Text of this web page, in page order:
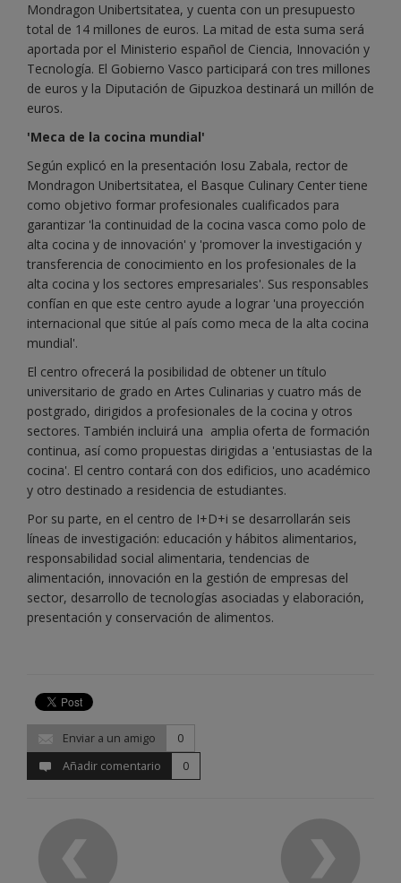
Mondragon Unibertsitatea, y cuenta con un presupuesto
total de 14 millones de euros. La mitad de esta suma será
aportada por el Ministerio español de Ciencia, Innovación y
Tecnología. El Gobierno Vasco participará con tres millones
de euros y la Diputación de Gipuzkoa destinará un millón de
euros.
'Meca de la cocina mundial'
Según explicó en la presentación Iosu Zabala, rector de
Mondragon Unibertsitatea, el Basque Culinary Center tiene
como objetivo formar profesionales cualificados para
garantizar 'la continuidad de la cocina vasca como polo de
alta cocina y de innovación' y 'promover la investigación y
transferencia de conocimiento en los profesionales de la
alta cocina y los sectores empresariales'. Sus responsables
confían en que este centro ayude a lograr 'una proyección
internacional que sitúe al país como meca de la alta cocina
mundial'.
El centro ofrecerá la posibilidad de obtener un título
universitario de grado en Artes Culinarias y cuatro más de
postgrado, dirigidos a profesionales de la cocina y otros
sectores. También incluirá una amplia oferta de formación
continua, así como propuestas dirigidas a 'entusiastas de la
cocina'. El centro contará con dos edificios, uno académico
y otro destinado a residencia de estudiantes.
Por su parte, en el centro de I+D+i se desarrollarán seis
líneas de investigación: educación y hábitos alimentarios,
responsabilidad social alimentaria, tendencias de
alimentación, innovación en la gestión de empresas del
sector, desarrollo de tecnologías asociadas y elaboración,
presentación y conservación de alimentos.
Enviar a un amigo
0
Añadir comentario
0